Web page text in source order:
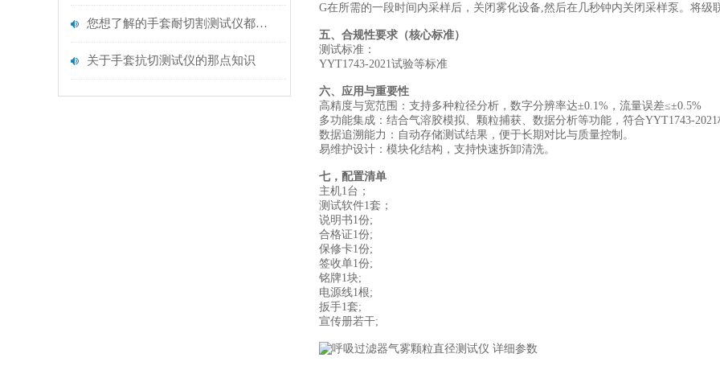
您想了解的手套耐切割测试仪都在这里了
关于手套抗切测试仪的那点知识
G在所需的一段时间内采样后，关闭雾化设备,然后在几秒钟内关闭采样泵。将级
五、合规性要求（核心标准）
测试标准：
YYT1743-2021试验等标准
六、应用与重要性
‌高精度与宽范围‌：支持多种粒径分析，数字分辨率达±0.1%，流量误差≤±0.5%
多功能集成‌：结合气溶胶模拟、颗粒捕获、数据分析等功能，符合YYT1743-
‌数据追溯能力‌：自动存储测试结果，便于长期对比与质量控制。
‌易维护设计‌：模块化结构，支持快速拆卸清洗。
七，配置清单
主机1台；
测试软件1套；
说明书1份;
合格证1份;
保修卡1份;
签收单1份;
铭牌1块;
电源线1根;
扳手1套;
宣传册若干;